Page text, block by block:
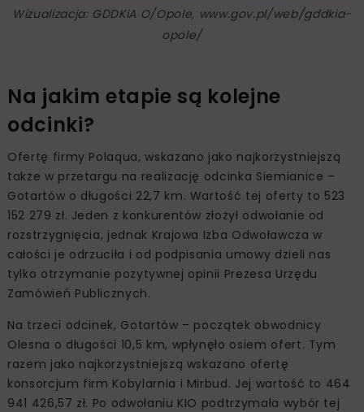
Wizualizacja: GDDKiA O/Opole, www.gov.pl/web/gddkia-
opole/
Na jakim etapie są kolejne
odcinki?
Ofertę firmy Polaqua, wskazano jako najkorzystniejszą
także w przetargu na realizację odcinka Siemianice –
Gotartów o długości 22,7 km. Wartość tej oferty to 523
152 279 zł. Jeden z konkurentów złożył odwołanie od
rozstrzygnięcia, jednak Krajowa Izba Odwoławcza w
całości je odrzuciła i od podpisania umowy dzieli nas
tylko otrzymanie pozytywnej opinii Prezesa Urzędu
Zamówień Publicznych.
Na trzeci odcinek, Gotartów – początek obwodnicy
Olesna o długości 10,5 km, wpłynęło osiem ofert. Tym
razem jako najkorzystniejszą wskazano ofertę
konsorcjum firm Kobylarnia i Mirbud. Jej wartość to 464
941 426,57 zł. Po odwołaniu KIO podtrzymała wybór tej